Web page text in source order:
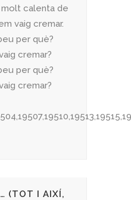
calenta de
vaig cremar.
per què?
cremar?
per què?
cremar?
(TOT I AIXÍ,